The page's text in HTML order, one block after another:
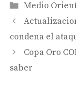
Categories
Medio
condena el
Copa Oro
saber